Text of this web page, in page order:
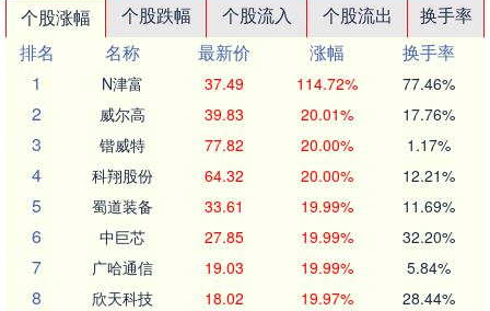
个股涨幅 个股跌幅 个股流入 个股流出
换手率
排名
名称 最新价 涨幅
换手率
1
N津富 37.49 114.72% 77.46%
2 威尔高 39.83 20.01% 17.76%
3 锴威特 77.82 20.00% 1.17%
4 科翔股份 64.32 20.00% 12.21%
5 蜀道装备 33.61 19.99% 11.69%
6 中巨芯 27.85 19.99% 32.20%
7 广哈通信 19.03 19.99% 5.84%
8 欣天科技 18.02 19.97% 28.44%